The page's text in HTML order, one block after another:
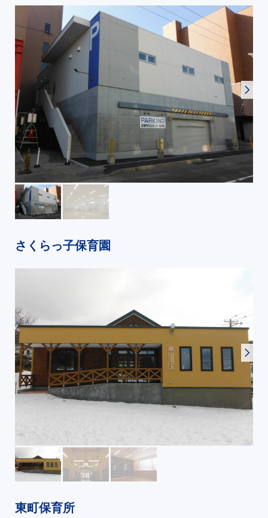
さくらっ子保育園
東町保育所